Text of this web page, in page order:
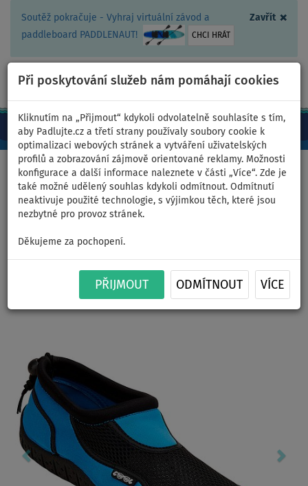
Zavřít ×
Soutěž pokračuje - Vyhraj virtuální závod a
paddleboard PADDLENAUT!
CHCI HRÁT
Při poskytování služeb nám pomáhají cookies
Kliknutím na „Přijmout“ kdykoli odvolatelně souhlasíte s tím,
aby Padlujte.cz a třetí strany používaly soubory cookie k
optimalizaci webových stránek a vytváření uživatelských
profilů a zobrazování zájmově orientované reklamy. Možnosti
konfigurace a další informace naleznete v části „Více“. Zde je
také možné udělený souhlas kdykoli odmítnout. Odmítnutí
neaktivuje použité technologie, s výjimkou těch, které jsou
nezbytné pro provoz stránek.
Děkujeme za pochopení.
PŘIJMOUT ODMÍTNOUT VÍCE
CZ/Kč +420 467 409 090 0ks
Domů >Oblečení >Boty
Neoprenové boty do vody
COOL Skin 3 Blue - velikost: 34
Next